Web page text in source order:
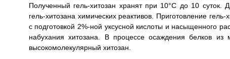
Полученный гель-хитозан хранят при 10°С до 10 суток.
гель-хитозана химических реактивов. Приготовление
с подготовкой 2%-ной уксусной кислоты и насыщенного
набухания хитозана. В процессе осаждения белков из
высокомолекулярный хитозан.